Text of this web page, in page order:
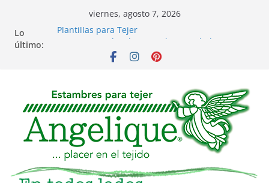
contenido
viernes, agosto 7, 2026
Lo
último:
Plantillas para Tejer
Accesorios para Tejido y Bordado